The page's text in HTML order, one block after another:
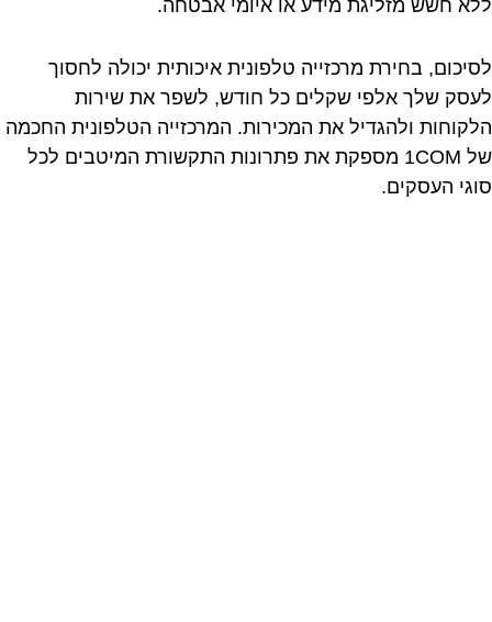
ללא חשש מזליגת מידע או איומי אבטחה.
לסיכום, בחירת מרכזייה טלפונית איכותית יכולה לחסוך
לעסק שלך אלפי שקלים כל חודש, לשפר את שירות
הלקוחות ולהגדיל את המכירות. המרכזייה הטלפונית החכמה
של 1COM מספקת את פתרונות התקשורת המיטבים לכל
סוגי העסקים.